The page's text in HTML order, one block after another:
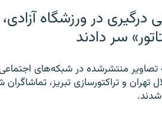
درگیری در ورزشگاه
سر دادند
تصاویر منتشرشده در شبکه‌های
تهران و تراکتورسازی تبریز،
شدند.